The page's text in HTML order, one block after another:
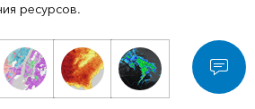
ресурсов.